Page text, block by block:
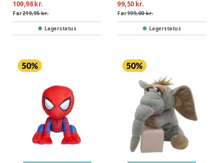
109,98 kr.
Før219,95 kr.
Lagerstatus
99,50 kr.
Før199,00 kr.
Lagerstatus